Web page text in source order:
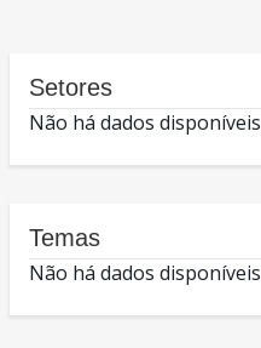
Setores
Não há dados disponíveis
Temas
Não há dados disponíveis